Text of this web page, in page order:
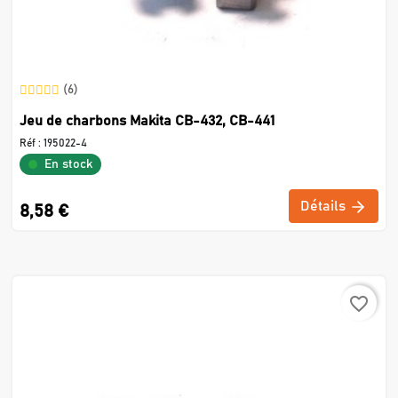
(6)
Jeu de charbons Makita CB-432, CB-441
Réf : 195022-4
En stock
8,58 € Détails
favorite_border